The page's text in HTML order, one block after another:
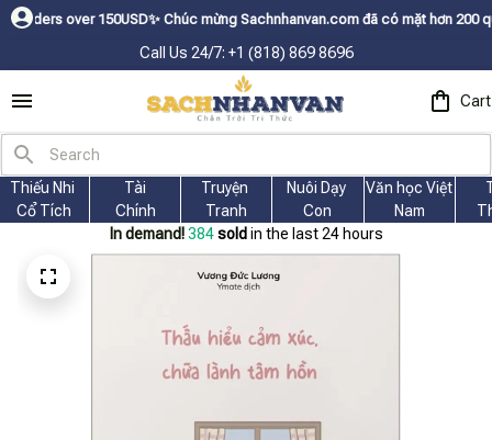
ㅤ✨Chúc mừng Sachnhanvan.com đã có mặt hơn 200 quốc gia như
Call Us 24/7: +1 (818) 869 8696
Cart
Thiếu Nhi
Cổ Tích
Tài
Chính
Truyện
Tranh
Nuôi Dạy
Con
Văn học Việt
Nam
In demand! 384 sold in the last 24 hours